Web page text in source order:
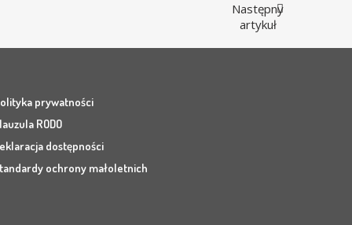
Następny
artykuł
prywatności
RODO
dostępności
ochrony małoletnich